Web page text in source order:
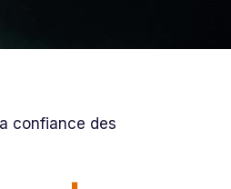
confiance des